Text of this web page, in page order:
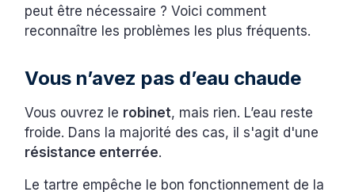
peut être nécessaire ? Voici comment
reconnaître les problèmes les plus fréquents.
Vous n’avez pas d’eau chaude
Vous ouvrez le robinet, mais rien. L’eau reste
froide. Dans la majorité des cas, il s'agit d'une
résistance enterrée.
Le tartre empêche le bon fonctionnement de la